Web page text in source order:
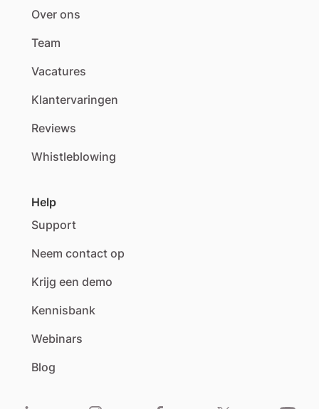
Over ons
Team
Vacatures
Klantervaringen
Reviews
Whistleblowing
Help
Support
Neem contact op
Krijg een demo
Kennisbank
Webinars
Blog